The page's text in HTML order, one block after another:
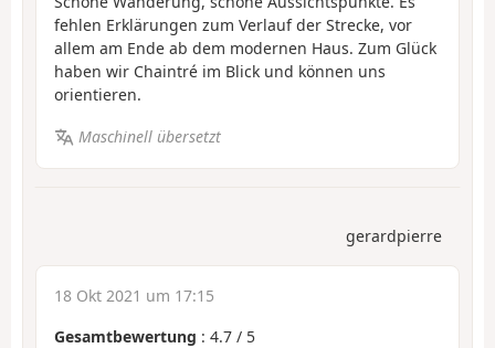
fehlen Erklärungen zum Verlauf der Strecke, vor
allem am Ende ab dem modernen Haus. Zum Glück
haben wir Chaintré im Blick und können uns
orientieren.
Maschinell übersetzt
gerardpierre
18 Okt 2021 um 17:15
Gesamtbewertung : 4.7 / 5